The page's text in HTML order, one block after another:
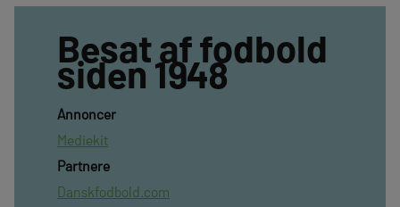
Besat af fodbold
siden 1948
Annoncer
Mediekit
Partnere
Danskfodbold.com